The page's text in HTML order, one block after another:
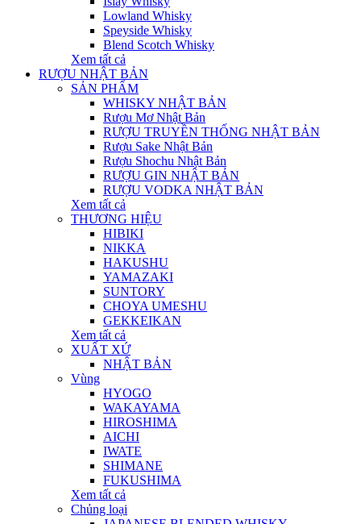
Lowland Whisky
Speyside Whisky
Blend Scotch Whisky
Xem tất cả
RƯỢU NHẬT BẢN
SẢN PHẨM
WHISKY NHẬT BẢN
Rượu Mơ Nhật Bản
RƯỢU TRUYỀN THỐNG NHẬT BẢN
Rượu Sake Nhật Bản
Rượu Shochu Nhật Bản
RƯỢU GIN NHẬT BẢN
RƯỢU VODKA NHẬT BẢN
Xem tất cả
THƯƠNG HIỆU
HIBIKI
NIKKA
HAKUSHU
YAMAZAKI
SUNTORY
CHOYA UMESHU
GEKKEIKAN
Xem tất cả
XUẤT XỨ
NHẬT BẢN
Vùng
HYOGO
WAKAYAMA
HIROSHIMA
AICHI
IWATE
SHIMANE
FUKUSHIMA
Xem tất cả
Chủng loại